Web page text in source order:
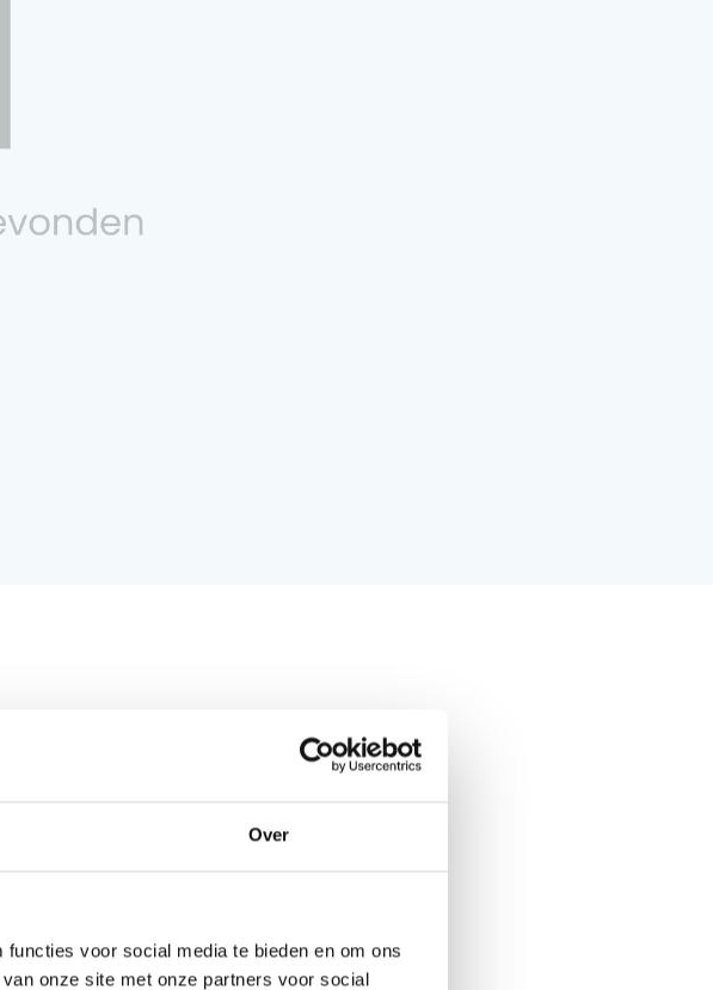
Over
voor social media te bieden en om ons
onze site met onze partners voor social
Jaap